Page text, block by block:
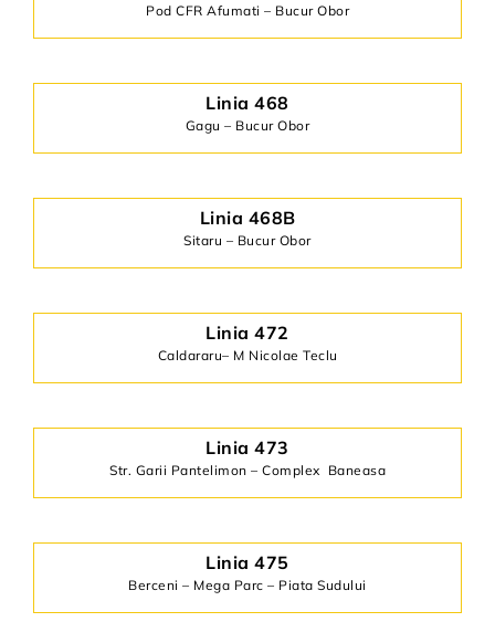
Pod CFR Afumati – Bucur Obor
Linia 468
Gagu – Bucur Obor
Linia 468B
Sitaru – Bucur Obor
Linia 472
Caldararu– M Nicolae Teclu
Linia 473
Str. Garii Pantelimon – Complex Baneasa
Linia 475
Berceni – Mega Parc – Piata Sudului